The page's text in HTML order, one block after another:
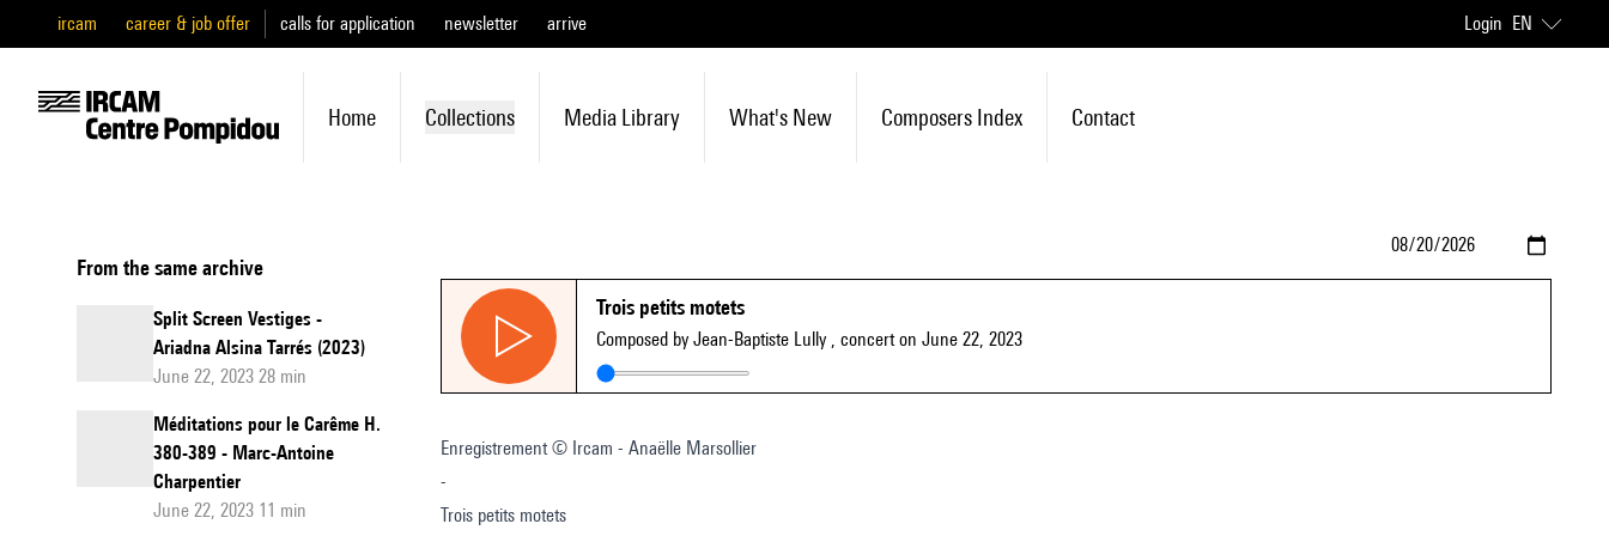
ircam career & job offer calls for application newsletter arrive Login EN
Home Collections Media Library What's New Composers Index Contact
From the same archive
Split Screen Vestiges -
Ariadna Alsina Tarrés (2023)
June 22, 2023 28 min
Méditations pour le Carême H.
380-389 - Marc-Antoine
Charpentier
June 22, 2023 11 min
Trois petits motets
Composed by Jean-Baptiste Lully , concert on June 22, 2023
Enregistrement © Ircam - Anaëlle Marsollier
-
Trois petits motets